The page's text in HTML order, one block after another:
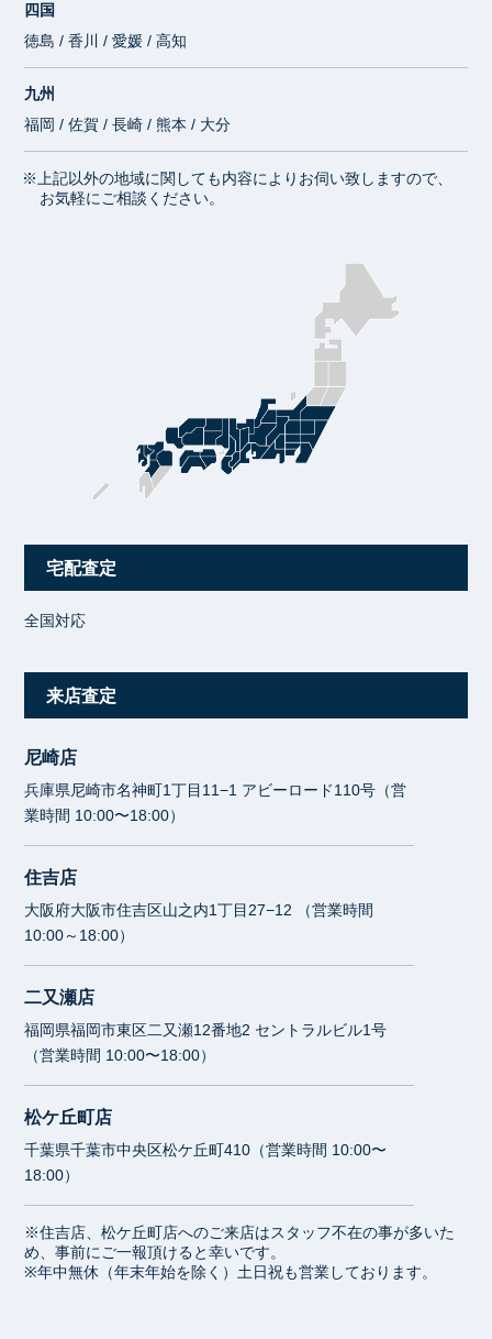
四国
徳島 / 香川 / 愛媛 / 高知
九州
福岡 / 佐賀 / 長崎 / 熊本 / 大分
※上記以外の地域に関しても内容によりお伺い致しますので、
お気軽にご相談ください。
宅配査定
全国対応
来店査定
尼崎店
兵庫県尼崎市名神町1丁目11−1 アビーロード110号（営
業時間 10:00〜18:00）
住吉店
大阪府大阪市住吉区山之内1丁目27−12 （営業時間
10:00～18:00）
二又瀬店
福岡県福岡市東区二又瀬12番地2 セントラルビル1号
（営業時間 10:00〜18:00）
松ケ丘町店
千葉県千葉市中央区松ケ丘町410（営業時間 10:00〜
18:00）
※住吉店、松ケ丘町店へのご来店はスタッフ不在の事が多いた
め、事前にご一報頂けると幸いです。
※年中無休（年末年始を除く）土日祝も営業しております。